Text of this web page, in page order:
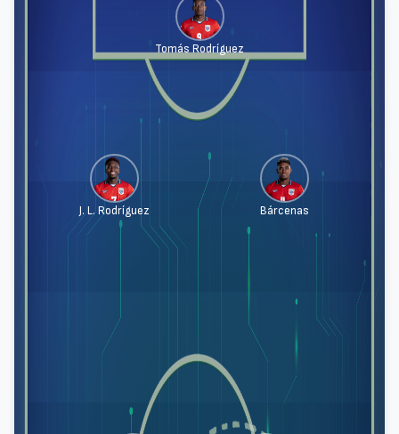
Bárcenas
J. L. Rodríguez
Tomás Rodríguez